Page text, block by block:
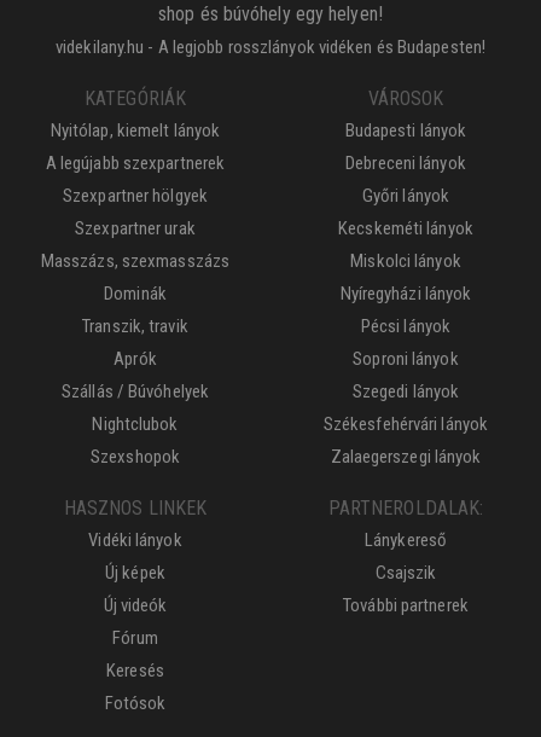
shop és búvóhely egy helyen!
videkilany.hu - A legjobb rosszlányok vidéken és Budapesten!
KATEGÓRIÁK
Nyitólap, kiemelt lányok
A legújabb szexpartnerek
Szexpartner hölgyek
Szexpartner urak
Masszázs, szexmasszázs
Dominák
Transzik, travik
Aprók
Szállás / Búvóhelyek
Nightclubok
Szexshopok
VÁROSOK
Budapesti lányok
Debreceni lányok
Győri lányok
Kecskeméti lányok
Miskolci lányok
Nyíregyházi lányok
Pécsi lányok
Soproni lányok
Szegedi lányok
Székesfehérvári lányok
Zalaegerszegi lányok
HASZNOS LINKEK
Vidéki lányok
Új képek
Új videók
Fórum
Keresés
Fotósok
PARTNEROLDALAK:
Lánykereső
Csajszik
További partnerek